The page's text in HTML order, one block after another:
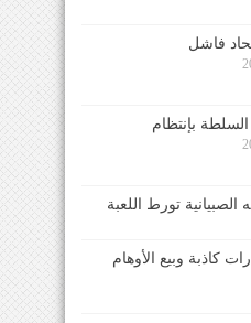
فاشل
بإنتظام
الصبيانية تورط اللعبة
كاذبة وبيع الأوهام